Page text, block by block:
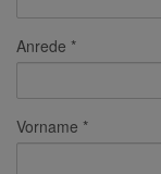
Anrede
Vorname